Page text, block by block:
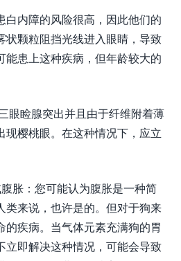
白内障的风险很高，因此他们的
状颗粒阻挡光线进入眼睛，导致
能患上这种疾病，但年龄较大的
眼睑腺突出并且由于纤维附着薄
现樱桃眼。在这种情况下，应立
胀：您可能认为腹胀是一种简
类来说，也许是的。但对于狗来
的疾病。当气体元素充满狗的胃
立即解决这种情况，可能会导致